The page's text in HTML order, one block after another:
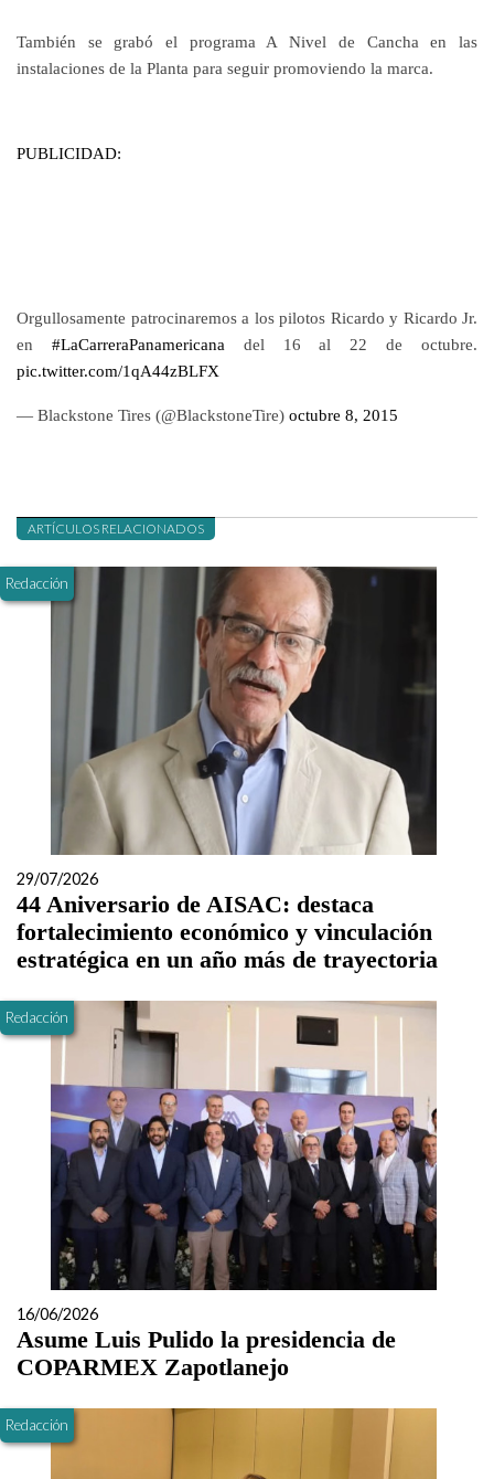
También se grabó el programa A Nivel de Cancha en las
instalaciones de la Planta para seguir promoviendo la marca.
PUBLICIDAD:
Orgullosamente patrocinaremos a los pilotos Ricardo y Ricardo Jr.
en #LaCarreraPanamericana del 16 al 22 de octubre.
pic.twitter.com/1qA44zBLFX
— Blackstone Tires (@BlackstoneTire) octubre 8, 2015
ARTÍCULOS RELACIONADOS
Redacción
29/07/2026
44 Aniversario de AISAC: destaca
fortalecimiento económico y vinculación
estratégica en un año más de trayectoria
Redacción
16/06/2026
Asume Luis Pulido la presidencia de
COPARMEX Zapotlanejo
Redacción